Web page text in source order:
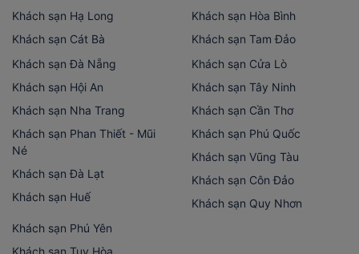
Khách sạn Hạ Long
Khách sạn Cát Bà
Khách sạn Hòa Bình
Khách sạn Tam Đảo
Khách sạn Đà Nẵng
Khách sạn Hội An
Khách sạn Nha Trang
Khách sạn Phan Thiết - Mũi
Né
Khách sạn Đà Lạt
Khách sạn Huế
Khách sạn Cửa Lò
Khách sạn Tây Ninh
Khách sạn Cần Thơ
Khách sạn Phú Quốc
Khách sạn Vũng Tàu
Khách sạn Côn Đảo
Khách sạn Quy Nhơn
Khách sạn Phú Yên
Khách sạn Tuy Hòa